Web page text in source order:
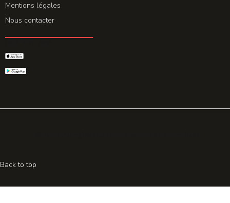
Mentions légales
Nous contacter
Back to top